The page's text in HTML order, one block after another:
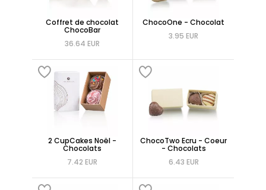
Coffret de chocolat
ChocoBar
36.64 EUR
ChocoOne - Chocolat
3.95 EUR
2 CupCakes Noël -
Chocolats
7.42 EUR
ChocoTwo Ecru - Coeur
- Chocolats
6.43 EUR